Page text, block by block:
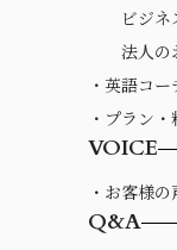
ビジ
法人の
・英語コ
・プラン・
VOICE
・お客様の
Q&A